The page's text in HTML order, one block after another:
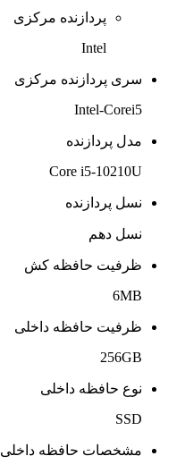
پردازنده مرکزی
Intel
سری پردازنده مرکزی
Intel-Corei5
مدل پردازنده
Core i5-10210U
نسل پردازنده
نسل دهم
ظرفیت حافظه کش
6MB
ظرفیت حافظه داخلی
256GB
نوع حافظه داخلی
SSD
مشخصات حافظه داخلی